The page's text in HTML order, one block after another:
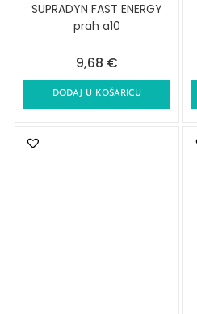
SUPRADYN FAST ENERGY
prah a10
9,68 €
DODAJ U KOŠARICU